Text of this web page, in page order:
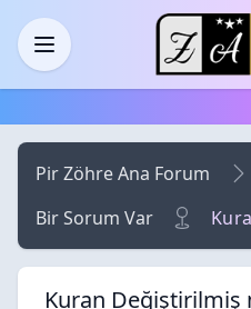
Skip to main content
Menü
Pir Zöhre Ana Forum
Bir Sorum Var
Kuran Değiştirilmiş